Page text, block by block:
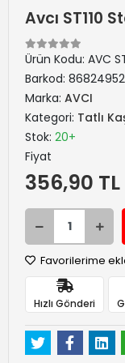
Avcı ST110
Ürün Kodu: AVC
Barkod:
Marka: AVCI
Kategori: Tatlı
Stok: 20+
Fiyat
356,90 TL
Favorilerime
Hızlı Gönderi